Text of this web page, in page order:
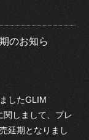
のお知ら
したGLIM
関しまして、プレ
延期となりまし